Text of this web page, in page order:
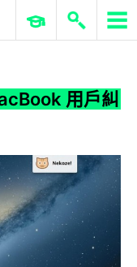
ERP 與商業 AI
用戶糾